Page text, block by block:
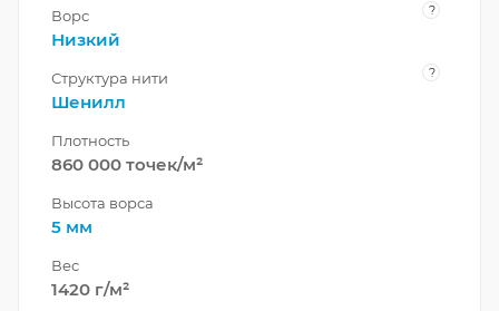
Ворс ?
Низкий
Структура нити ?
Шенилл
Плотность
860 000 точек/м²
Высота ворса
5 мм
Вес
1420 г/м²